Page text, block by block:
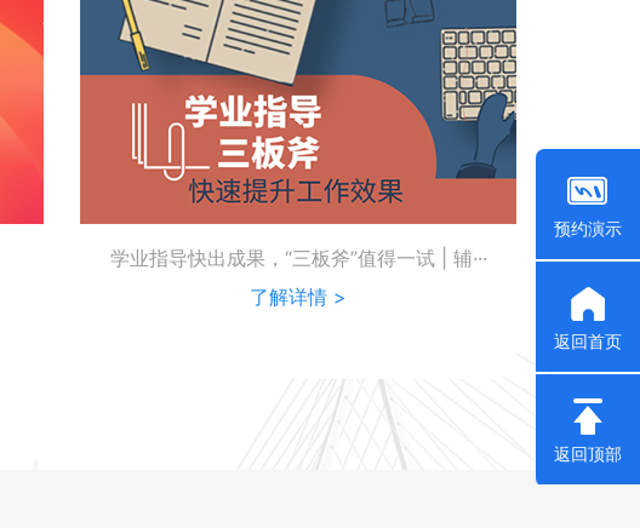
学业指导快出成果，“三板斧”值得一试 | 辅···
了解详情 >
预约演示
返回首页
返回顶部